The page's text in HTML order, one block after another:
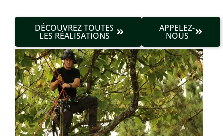
DÉCOUVREZ TOUTES
LES RÉALISATIONS
APPELEZ-
NOUS